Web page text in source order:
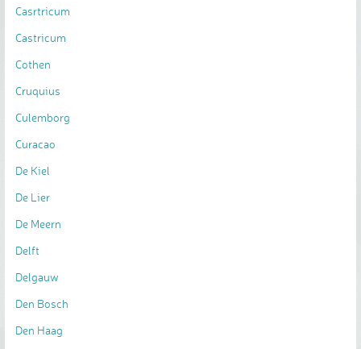
Casrtricum
Castricum
Cothen
Cruquius
Culemborg
Curacao
De Kiel
De Lier
De Meern
Delft
Delgauw
Den Bosch
Den Haag